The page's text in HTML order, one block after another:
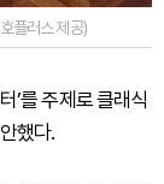
플러스 제공)
’를 주제로 클래식
했다.